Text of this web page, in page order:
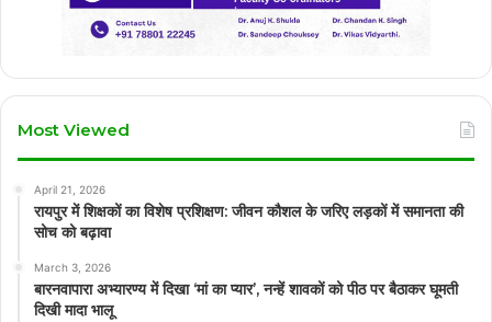
Most Viewed
April 21, 2026
रायपुर में शिक्षकों का विशेष प्रशिक्षण: जीवन कौशल के जरिए लड़कों में समानता की
सोच को बढ़ावा
March 3, 2026
बारनवापारा अभ्यारण्य में दिखा ‘मां का प्यार’, नन्हें शावकों को पीठ पर बैठाकर घूमती
दिखी मादा भालू